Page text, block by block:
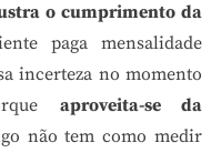
o cumprimento da
paga mensalidade
incerteza no momento
aproveita-se da
não tem como medir